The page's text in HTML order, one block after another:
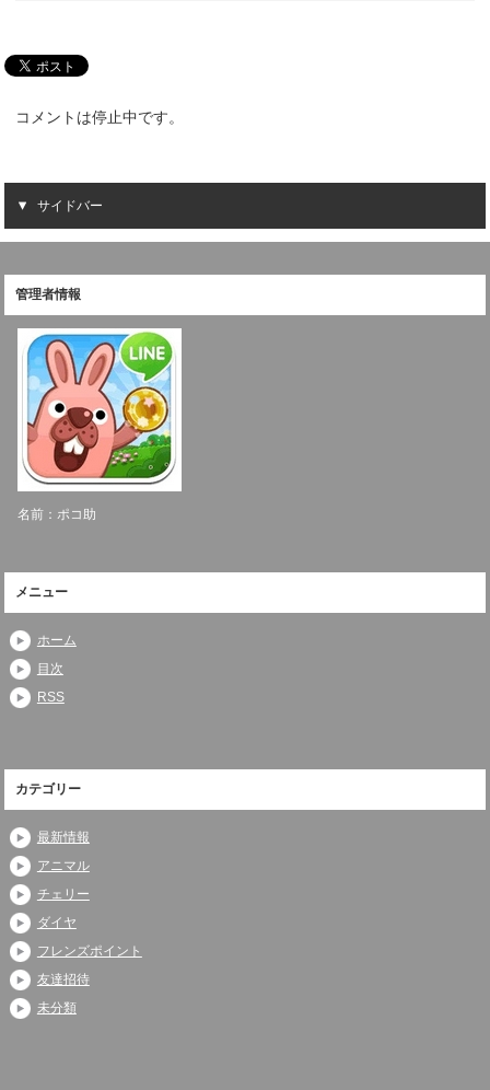
コメントは停止中です。
サイドバー
管理者情報
名前：ポコ助
メニュー
ホーム
目次
RSS
カテゴリー
最新情報
アニマル
チェリー
ダイヤ
フレンズポイント
友達招待
未分類